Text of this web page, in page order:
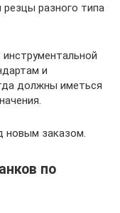
резцы разного типа
и
должны иметься
новым заказом.
по